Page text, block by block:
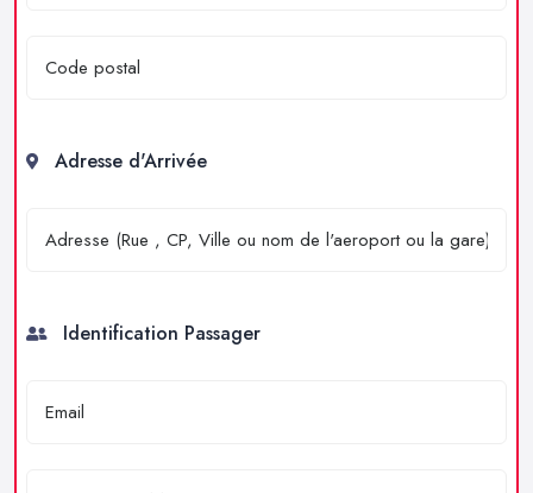
Adresse d'Arrivée
Identification Passager